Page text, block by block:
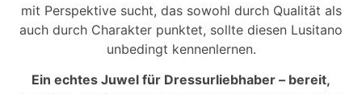
mit Perspektive sucht, das sowohl durch Qualität als
auch durch Charakter punktet, sollte diesen Lusitano
unbedingt kennenlernen.
Ein echtes Juwel für Dressurliebhaber – bereit,